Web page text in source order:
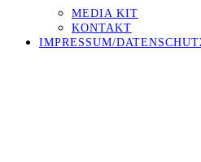
MEDIA KIT
KONTAKT
IMPRESSUM/